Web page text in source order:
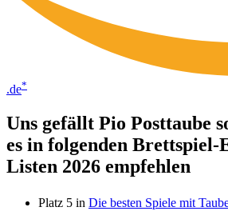
.de*
Uns gefällt Pio Posttaube
es in folgenden Brettspiel-
Listen 2026 empfehlen
Platz 5 in Die besten Spiele mit